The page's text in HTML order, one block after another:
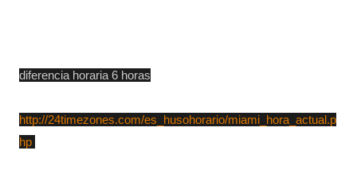
diferencia horaria 6 horas
http://24timezones.com/es_husohorario/miami_hora_actual.p
hp